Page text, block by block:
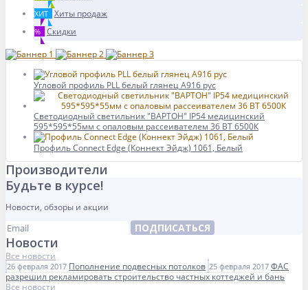
ХИТ Хиты продаж
% Скидки
Угловой профиль PLL белый глянец А916 рус
Светодиодный светильник "ВАРТОН" IP54 медицинский
595*595*55мм с опаловым рассеивателем 36 ВТ 6500К
Профиль Connect Edge (Коннект Эйдж) 1061, Белый
Производители
Будьте в курсе!
Новости, обзоры и акции
ПОДПИСАТЬСЯ
Новости
Все новости
26 февраля 2017 Пополнение подвесных потолков 25 февраля 2017 ФАС
разрешил рекламировать строительство частных коттеджей и бань
Все новости